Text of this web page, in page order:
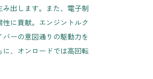
出します。また、電子制
に貢献。エンジントルク
ーの意図通りの駆動力を
、オンロードでは高回転